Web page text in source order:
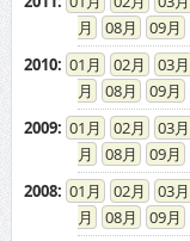
08
09
2010: 01 02 03
08
09
2009: 01 02 03
08
09
2008: 01 02 03
08
09